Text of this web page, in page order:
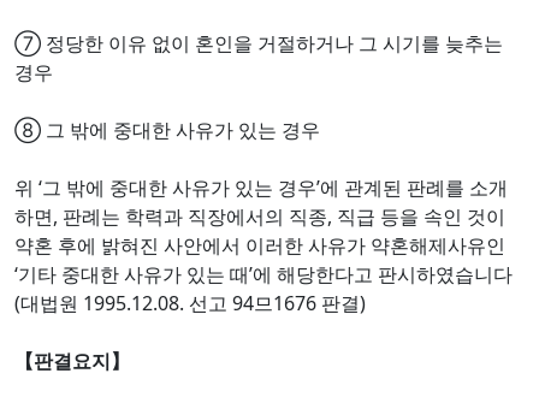
⑦ 정당한 이유 없이 혼인을 거절하거나 그 시기를 늦추는
경우
⑧ 그 밖에 중대한 사유가 있는 경우
위 ‘그 밖에 중대한 사유가 있는 경우’에 관계된 판례를 소개
하면, 판례는 학력과 직장에서의 직종, 직급 등을 속인 것이
약혼 후에 밝혀진 사안에서 이러한 사유가 약혼해제사유인
‘기타 중대한 사유가 있는 때’에 해당한다고 판시하였습니다
(대법원 1995.12.08. 선고 94므1676 판결)
【판결요지】